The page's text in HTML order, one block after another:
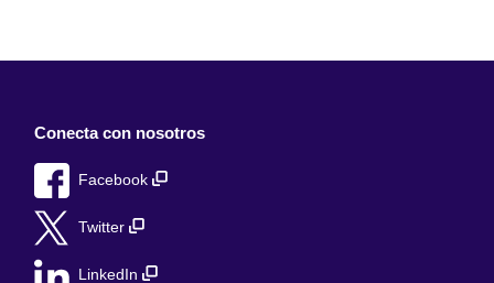
Conecta con nosotros
Facebook
Twitter
LinkedIn